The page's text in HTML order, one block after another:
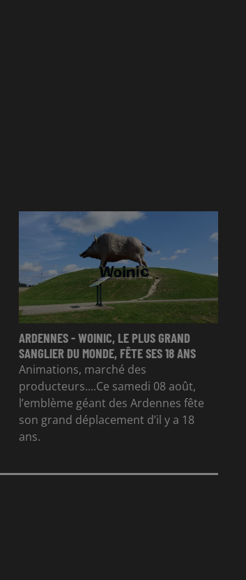
ARDENNES - WOINIC, LE PLUS GRAND
SANGLIER DU MONDE, FÊTE SES 18 ANS
Animations, marché des
producteurs....Ce samedi 08 août,
l’emblème géant des Ardennes fête
son grand déplacement d’il y a 18
ans.